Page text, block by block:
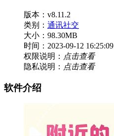
版本：v8.11.2
类别： 通讯社交
大小：98.30MB
时间：2023-09-12 16:25:09
权限说明： 点击查看
隐私说明： 点击查看
软件介绍